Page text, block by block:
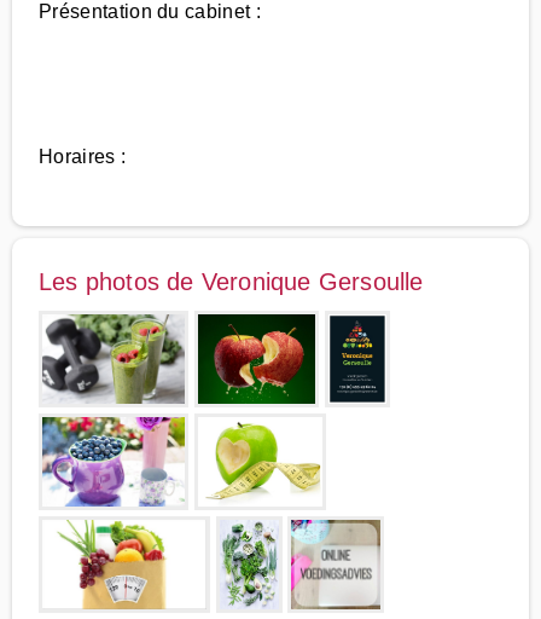
Présentation du cabinet :
Horaires :
Les photos de Veronique Gersoulle